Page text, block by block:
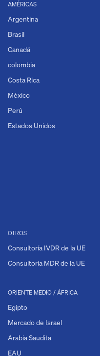
AMÉRICAS
Argentina
Brasil
Canadá
colombia
Costa Rica
México
Perú
Estados Unidos
OTROS
Consultoría IVDR de la UE
Consultoría MDR de la UE
ORIENTE MEDIO / ÁFRICA
Egipto
Mercado de Israel
Arabia Saudita
EAU